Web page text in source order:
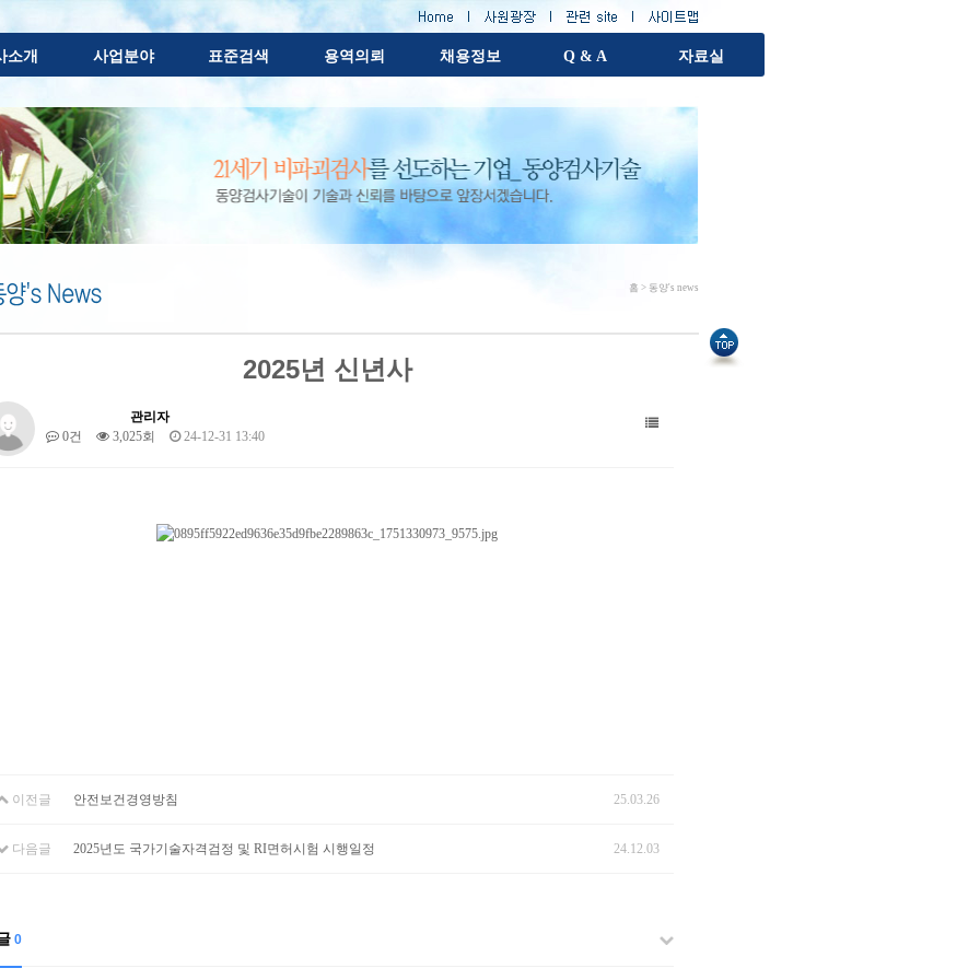
소개 사업분야 표준검색 용역의뢰 채용정보 Q & A 자료실
홈 > 동양's news
2025년 신년사
관리자
0건
3,025회 24-12-31 13:40
이전글 안전보건경영방침 25.03.26
다음글 2025년도 국가기술자격검정 및 RI면허시험 시행일정 24.12.03
0